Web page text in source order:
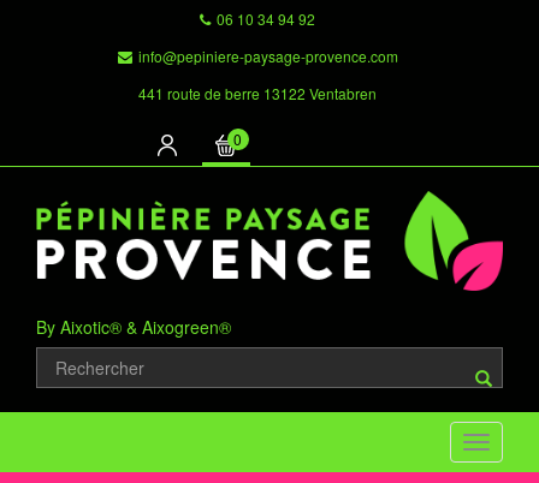
06 10 34 94 92
info@pepiniere-paysage-provence.com
441 route de berre 13122 Ventabren
0
By Aixotic® & Aixogreen®
Toggle